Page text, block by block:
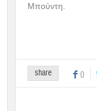
Μπούντη.
share 0